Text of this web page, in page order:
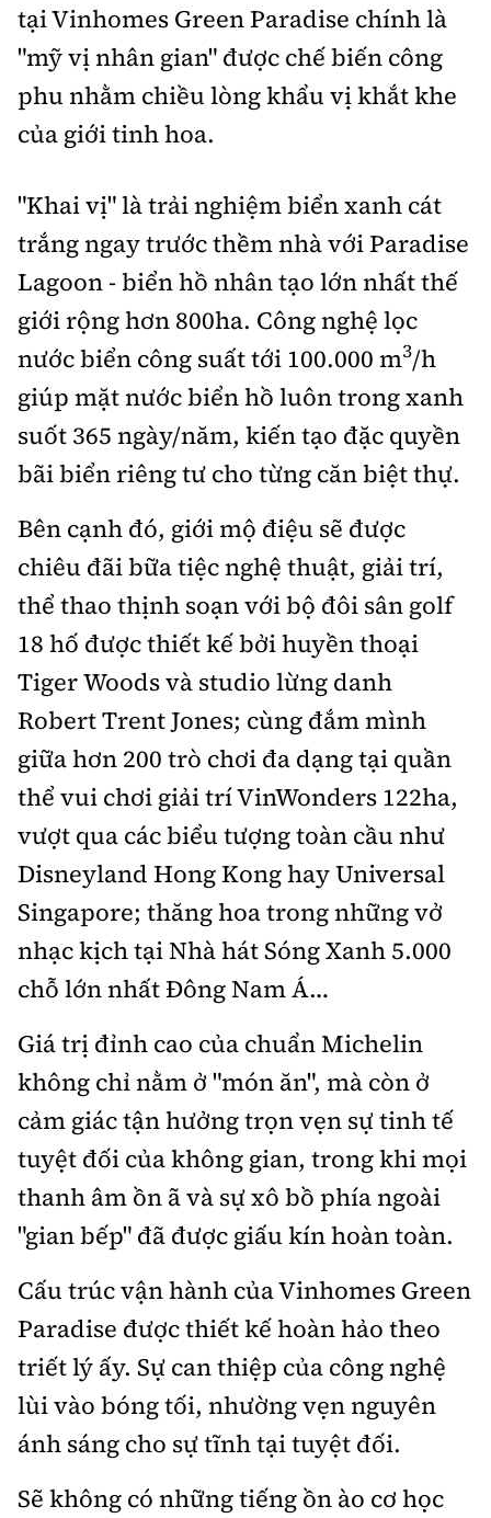
tại Vinhomes Green Paradise chính là
"mỹ vị nhân gian" được chế biến công
phu nhằm chiều lòng khẩu vị khắt khe
của giới tinh hoa.
"Khai vị" là trải nghiệm biển xanh cát
trắng ngay trước thềm nhà với Paradise
Lagoon - biển hồ nhân tạo lớn nhất thế
giới rộng hơn 800ha. Công nghệ lọc
nước biển công suất tới 100.000 m3/h
giúp mặt nước biển hồ luôn trong xanh
suốt 365 ngày/năm, kiến tạo đặc quyền
bãi biển riêng tư cho từng căn biệt thự.
Bên cạnh đó, giới mộ điệu sẽ được
chiêu đãi bữa tiệc nghệ thuật, giải trí,
thể thao thịnh soạn với bộ đôi sân golf
18 hố được thiết kế bởi huyền thoại
Tiger Woods và studio lừng danh
Robert Trent Jones; cùng đắm mình
giữa hơn 200 trò chơi đa dạng tại quần
thể vui chơi giải trí VinWonders 122ha,
vượt qua các biểu tượng toàn cầu như
Disneyland Hong Kong hay Universal
Singapore; thăng hoa trong những vở
nhạc kịch tại Nhà hát Sóng Xanh 5.000
chỗ lớn nhất Đông Nam Á…
Giá trị đỉnh cao của chuẩn Michelin
không chỉ nằm ở "món ăn", mà còn ở
cảm giác tận hưởng trọn vẹn sự tinh tế
tuyệt đối của không gian, trong khi mọi
thanh âm ồn ã và sự xô bồ phía ngoài
"gian bếp" đã được giấu kín hoàn toàn.
Cấu trúc vận hành của Vinhomes Green
Paradise được thiết kế hoàn hảo theo
triết lý ấy. Sự can thiệp của công nghệ
lùi vào bóng tối, nhường vẹn nguyên
ánh sáng cho sự tĩnh tại tuyệt đối.
Sẽ không có những tiếng ồn ào cơ học